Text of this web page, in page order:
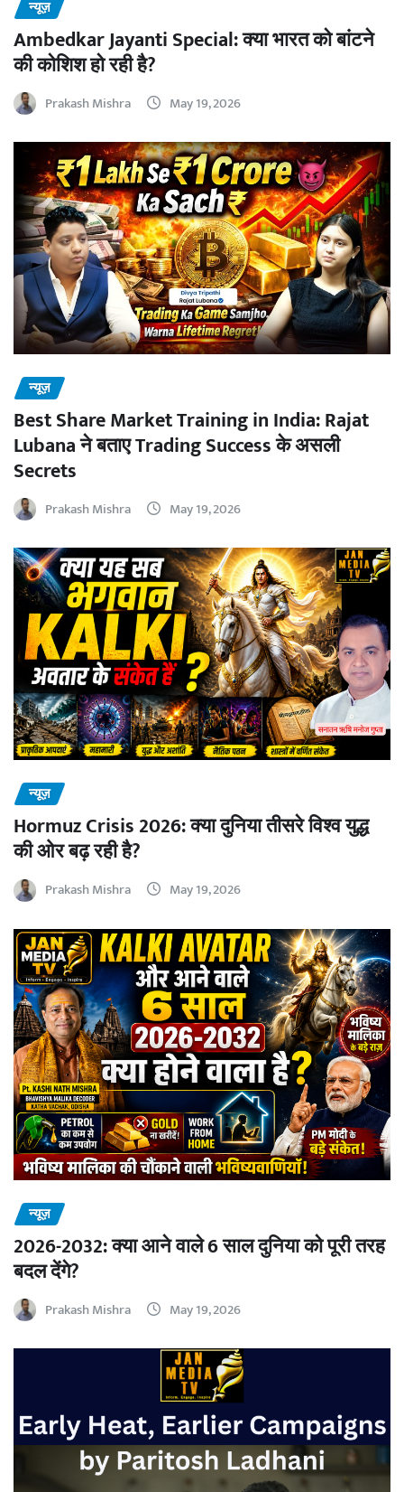
न्यूज़
Ambedkar Jayanti Special: क्या भारत को बांटने
की कोशिश हो रही है?
Prakash Mishra May 19, 2026
न्यूज़
Best Share Market Training in India: Rajat
Lubana ने बताए Trading Success के असली
Secrets
Prakash Mishra May 19, 2026
न्यूज़
Hormuz Crisis 2026: क्या दुनिया तीसरे विश्व युद्ध
की ओर बढ़ रही है?
Prakash Mishra May 19, 2026
न्यूज़
2026-2032: क्या आने वाले 6 साल दुनिया को पूरी तरह
बदल देंगे?
Prakash Mishra May 19, 2026